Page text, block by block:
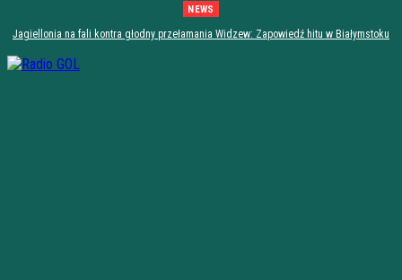
NEWS
Jagiellonia na fali kontra głodny przełamania Widzew: Zapowiedź hitu w Białymstoku